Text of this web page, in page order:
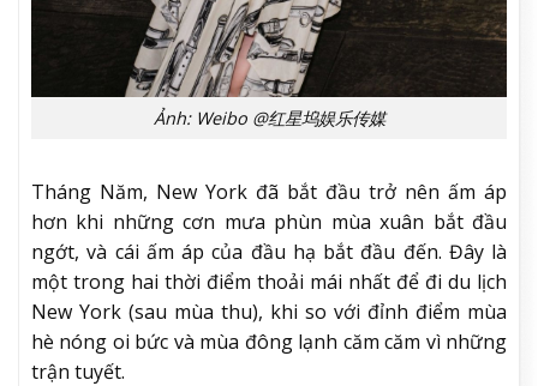
Ảnh: Weibo @红星坞娱乐传媒
Tháng Năm, New York đã bắt đầu trở nên ấm áp
hơn khi những cơn mưa phùn mùa xuân bắt đầu
ngớt, và cái ấm áp của đầu hạ bắt đầu đến. Đây là
một trong hai thời điểm thoải mái nhất để đi du lịch
New York (sau mùa thu), khi so với đỉnh điểm mùa
hè nóng oi bức và mùa đông lạnh căm căm vì những
trận tuyết.